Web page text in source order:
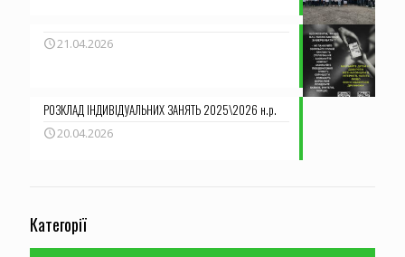
21.04.2026
РОЗКЛАД ІНДИВІДУАЛЬНИХ ЗАНЯТЬ 2025\2026 н.р.
20.04.2026
Категорії